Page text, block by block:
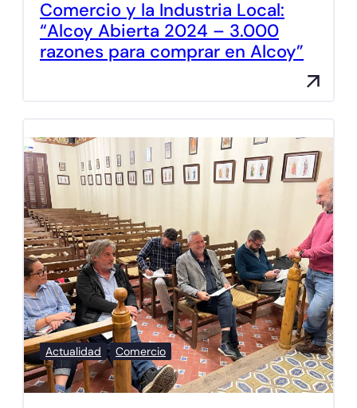
Comercio y la Industria Local:
“Alcoy Abierta 2024 – 3.000
razones para comprar en Alcoy”
Actualidad Comercio